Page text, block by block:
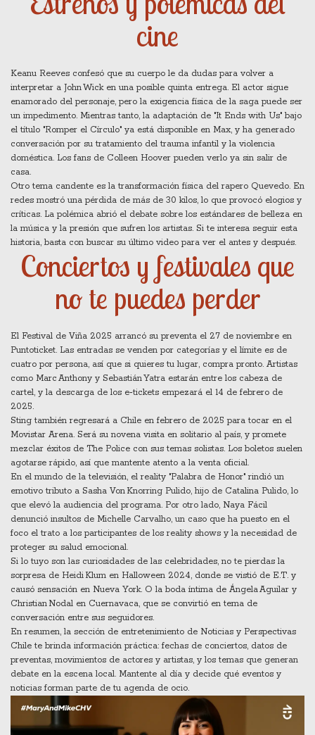
cine
Keanu Reeves confesó que su cuerpo le da dudas para volver a
interpretar a John Wick en una posible quinta entrega. El actor sigue
enamorado del personaje, pero la exigencia física de la saga puede ser
un impedimento. Mientras tanto, la adaptación de "It Ends with Us" bajo
el título "Romper el Círculo" ya está disponible en Max, y ha generado
conversación por su tratamiento del trauma infantil y la violencia
doméstica. Los fans de Colleen Hoover pueden verlo ya sin salir de
casa.
Otro tema candente es la transformación física del rapero Quevedo. En
redes mostró una pérdida de más de 30 kilos, lo que provocó elogios y
críticas. La polémica abrió el debate sobre los estándares de belleza en
la música y la presión que sufren los artistas. Si te interesa seguir esta
historia, basta con buscar su último video para ver el antes y después.
Conciertos y festivales que
no te puedes perder
El Festival de Viña 2025 arrancó su preventa el 27 de noviembre en
Puntoticket. Las entradas se venden por categorías y el límite es de
cuatro por persona, así que si quieres tu lugar, compra pronto. Artistas
como Marc Anthony y Sebastián Yatra estarán entre los cabeza de
cartel, y la descarga de los e‑tickets empezará el 14 de febrero de
2025.
Sting también regresará a Chile en febrero de 2025 para tocar en el
Movistar Arena. Será su novena visita en solitario al país, y promete
mezclar éxitos de The Police con sus temas solistas. Los boletos suelen
agotarse rápido, así que mantente atento a la venta oficial.
En el mundo de la televisión, el reality "Palabra de Honor" rindió un
emotivo tributo a Sasha Von Knorring Pulido, hijo de Catalina Pulido, lo
que elevó la audiencia del programa. Por otro lado, Naya Fácil
denunció insultos de Michelle Carvalho, un caso que ha puesto en el
foco el trato a los participantes de los reality shows y la necesidad de
proteger su salud emocional.
Si lo tuyo son las curiosidades de las celebridades, no te pierdas la
sorpresa de Heidi Klum en Halloween 2024, donde se vistió de E.T. y
causó sensación en Nueva York. O la boda íntima de Ángela Aguilar y
Christian Nodal en Cuernavaca, que se convirtió en tema de
conversación entre sus seguidores.
En resumen, la sección de entretenimiento de Noticias y Perspectivas
Chile te brinda información práctica: fechas de conciertos, datos de
preventas, movimientos de actores y artistas, y los temas que generan
debate en la escena local. Mantente al día y decide qué eventos y
noticias forman parte de tu agenda de ocio.